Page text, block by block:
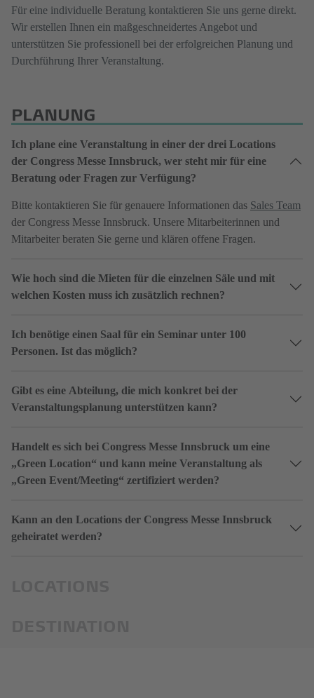
Für eine individuelle Beratung kontaktieren Sie uns gerne direkt.
Wir erstellen Ihnen ein maßgeschneidertes Angebot und
unterstützen Sie professionell bei der erfolgreichen Planung und
Durchführung Ihrer Veranstaltung.
PLANUNG
Ich plane eine Veranstaltung in einer der drei Locations
der Congress Messe Innsbruck, wer steht mir für eine
Beratung oder Fragen zur Verfügung?
Bitte kontaktieren Sie für genauere Informationen das Sales Team
der Congress Messe Innsbruck. Unsere Mitarbeiterinnen und
Mitarbeiter beraten Sie gerne und klären offene Fragen.
Wie hoch sind die Mieten für die einzelnen Säle und mit
welchen Kosten muss ich zusätzlich rechnen?
Ich benötige einen Saal für ein Seminar unter 100
Personen. Ist das möglich?
Gibt es eine Abteilung, die mich konkret bei der
Veranstaltungsplanung unterstützen kann?
Handelt es sich bei Congress Messe Innsbruck um eine
„Green Location“ und kann meine Veranstaltung als
„Green Event/Meeting“ zertifiziert werden?
Kann an den Locations der Congress Messe Innsbruck
geheiratet werden?